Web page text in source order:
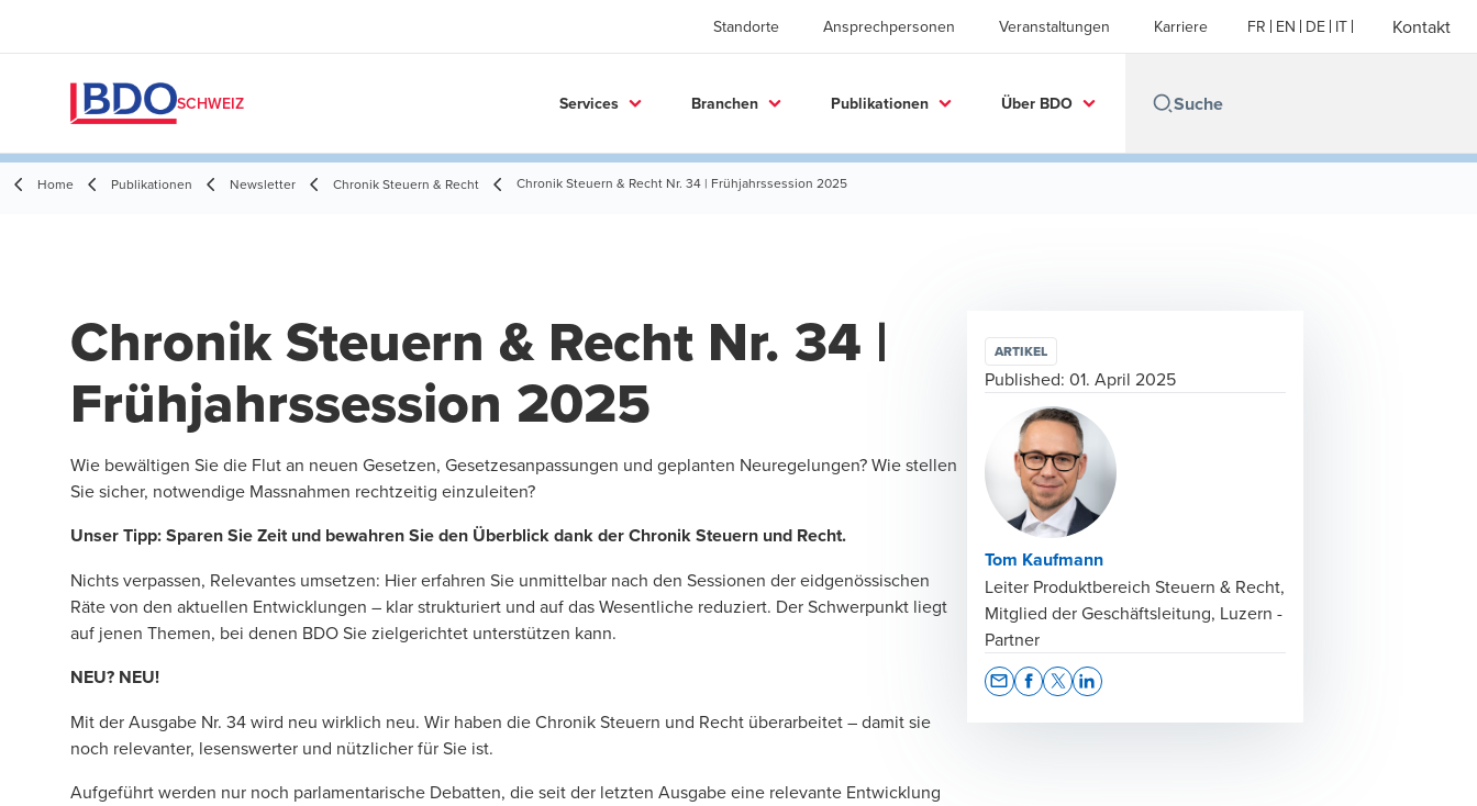
Standorte Ansprechpersonen Veranstaltungen Karriere FR EN DE IT Kontakt
SCHWEIZ Services Branchen Publikationen Über BDO
Home Publikationen Newsletter Chronik Steuern & Recht Chronik Steuern & Recht Nr. 34 | Frühjahrssession 2025
Chronik Steuern & Recht Nr. 34 |
Frühjahrssession 2025
Wie bewältigen Sie die Flut an neuen Gesetzen, Gesetzesanpassungen und geplanten Neuregelungen? Wie stellen
Sie sicher, notwendige Massnahmen rechtzeitig einzuleiten?
Unser Tipp: Sparen Sie Zeit und bewahren Sie den Überblick dank der Chronik Steuern und Recht.
Nichts verpassen, Relevantes umsetzen: Hier erfahren Sie unmittelbar nach den Sessionen der eidgenössischen
Räte von den aktuellen Entwicklungen – klar strukturiert und auf das Wesentliche reduziert. Der Schwerpunkt liegt
auf jenen Themen, bei denen BDO Sie zielgerichtet unterstützen kann.
NEU? NEU!
Mit der Ausgabe Nr. 34 wird neu wirklich neu. Wir haben die Chronik Steuern und Recht überarbeitet – damit sie
noch relevanter, lesenswerter und nützlicher für Sie ist.
Aufgeführt werden nur noch parlamentarische Debatten, die seit der letzten Ausgabeeine relevante Entwicklung
ARTIKEL
Published: 01. April 2025
Tom Kaufmann
Leiter Produktbereich Steuern & Recht,
Mitglied der Geschäftsleitung, Luzern -
Partner